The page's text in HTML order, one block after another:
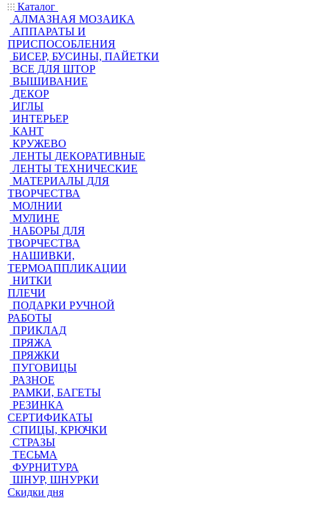
Каталог
АЛМАЗНАЯ МОЗАИКА
АППАРАТЫ И
ПРИСПОСОБЛЕНИЯ
БИСЕР, БУСИНЫ, ПАЙЕТКИ
ВСЕ ДЛЯ ШТОР
ВЫШИВАНИЕ
ДЕКОР
ИГЛЫ
ИНТЕРЬЕР
КАНТ
КРУЖЕВО
ЛЕНТЫ ДЕКОРАТИВНЫЕ
ЛЕНТЫ ТЕХНИЧЕСКИЕ
МАТЕРИАЛЫ ДЛЯ
ТВОРЧЕСТВА
МОЛНИИ
МУЛИНЕ
НАБОРЫ ДЛЯ
ТВОРЧЕСТВА
НАШИВКИ,
ТЕРМОАППЛИКАЦИИ
НИТКИ
ПЛЕЧИ
ПОДАРКИ РУЧНОЙ
РАБОТЫ
ПРИКЛАД
ПРЯЖА
ПРЯЖКИ
ПУГОВИЦЫ
РАЗНОЕ
РАМКИ, БАГЕТЫ
РЕЗИНКА
СЕРТИФИКАТЫ
СПИЦЫ, КРЮЧКИ
СТРАЗЫ
ТЕСЬМА
ФУРНИТУРА
ШНУР, ШНУРКИ
Скидки дня